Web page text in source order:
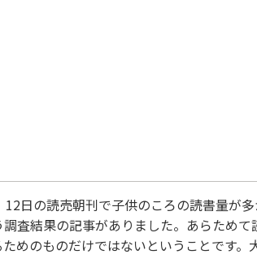
12日の読売朝刊で子供のころの読書量が
査結果の記事がありました。あらため
めのものだけではないということです